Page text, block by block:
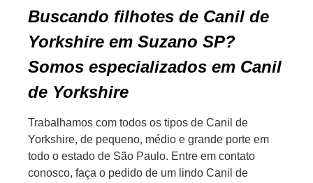
Buscando filhotes de Canil de
Yorkshire em Suzano SP?
Somos especializados em Canil
de Yorkshire
Trabalhamos com todos os tipos de Canil de
Yorkshire, de pequeno, médio e grande porte em
todo o estado de São Paulo. Entre em contato
conosco, faça o pedido de um lindo Canil de